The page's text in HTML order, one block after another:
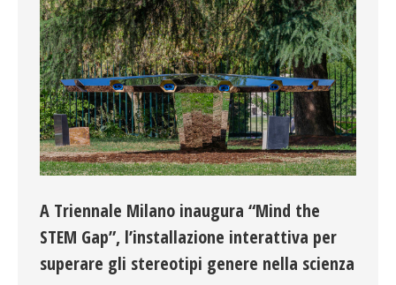
A Triennale Milano inaugura “Mind the
STEM Gap”, l’installazione interattiva per
superare gli stereotipi genere nella scienza